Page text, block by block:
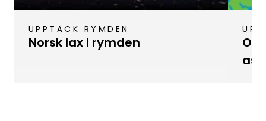
UPPTÄCK RYMDEN
Norsk lax i rymden